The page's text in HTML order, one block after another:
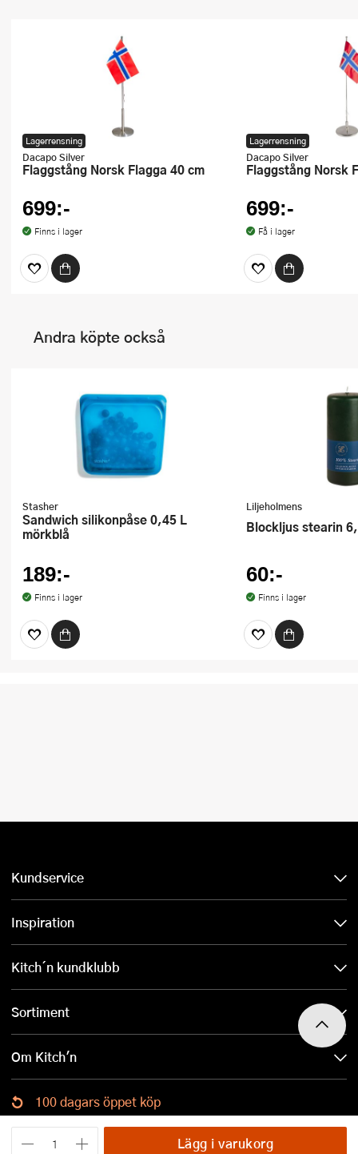
Lägg i varukorg
Lagerrensning
Dacapo Silver
Flaggstång Norsk Flagga 40 cm
699:-
Finns i lager
Lagerrensning
Dacapo Silver
Flaggstång Norsk
699:-
Få i lager
Andra köpte också
Stasher
Sandwich silikonpåse 0,45 L
mörkblå
189:-
Finns i lager
Liljeholmens
Blockljus stearin
60:-
Finns i lager
Kundservice
Inspiration
Kitch´n kundklubb
Sortiment
Om Kitch'n
100 dagars öppet köp
Ladda ned Kitch´n-appen